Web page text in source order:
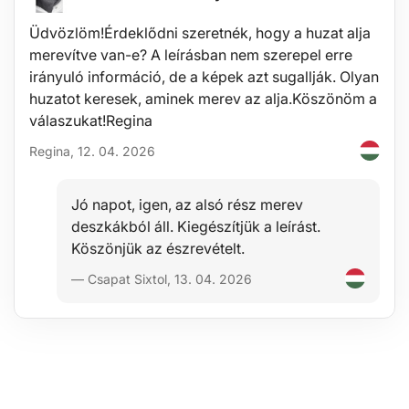
Műszaki adatok:
Tartály űrtartalma: 500 ml
Üzemi feszültség: DC 24 V/0,5 A / 220-240 V 50/60 Hz
Teljesítmény: 12 W
Ultrahang frekvencia: 2,4 MHz
Méretek: 12,5 x 20 x 20 cm
Hatótér: 12-20 m2
Diffúzor üzemmódok: 1H, 2H, 3H, ON folyamatos üzem
Tápkábel hossza: 156,5 cm
Üdvözlöm!Érdeklődni szeretnék, hogy a huzat alja
merevítve van-e? A leírásban nem szerepel erre
irányuló információ, de a képek azt sugallják. Olyan
huzatot keresek, aminek merev az alja.Köszönöm a
válaszukat!Regina
Regina, 12. 04. 2026
Jó napot, igen, az alsó rész merev
deszkákból áll. Kiegészítjük a leírást.
Köszönjük az észrevételt.
— Csapat Sixtol, 13. 04. 2026